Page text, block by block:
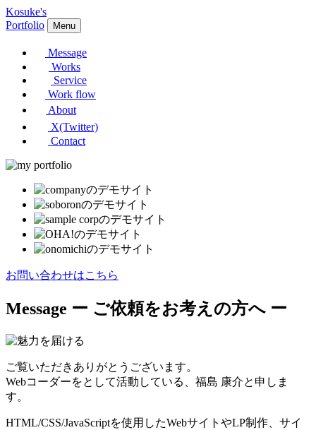
Kosuke's
Portfolio
Menu
Message
Works
Service
Work flow
About
X(Twitter)
Contact
お問い合わせはこちら
Message ー ご依頼をお考えの方へ ー
ご覧いただきありがとうございます。
Webコーダーをとして活動している、福島 康介と申しま
す。
HTML/CSS/JavaScriptを使用したWebサイトやLP制作、サイ